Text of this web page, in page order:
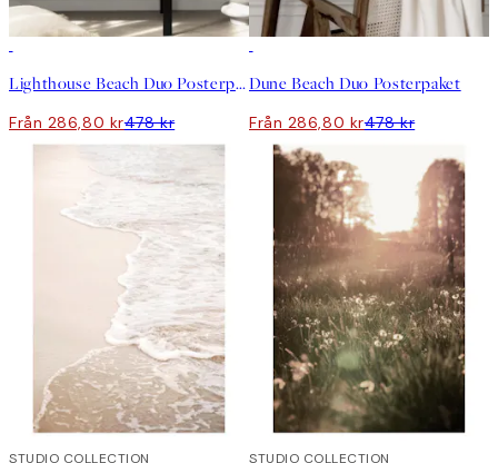
Lighthouse Beach Duo Posterpaket
Från 286,80 kr478 kr
Dune Beach Duo Posterpaket
Från 286,80 kr478 kr
STUDIO COLLECTION STUDIO COLLECTION